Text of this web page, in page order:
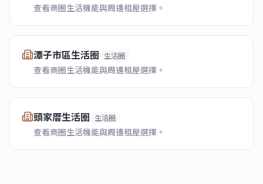
查看商圈生活機能與周邊租屋選擇。
潭子市區生活圈 生活圈
查看商圈生活機能與周邊租屋選擇。
頭家厝生活圈 生活圈
查看商圈生活機能與周邊租屋選擇。